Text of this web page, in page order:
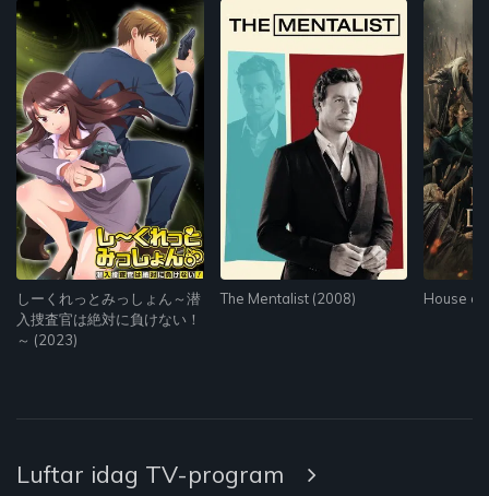
しーくれっとみっしょん～潜
入捜査官は絶対に負けない！
～ (2023)
The Mentalist (2008) House of
Luftar idag TV-program